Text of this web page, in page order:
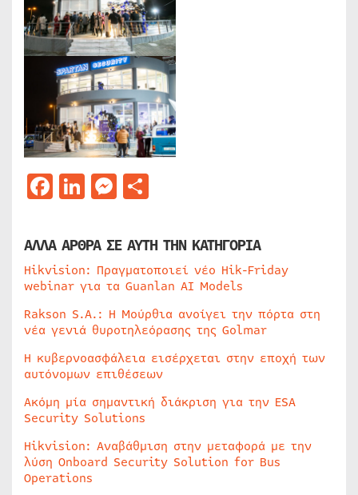
Facebook
LinkedIn
Messenger
ΑΛΛΑ ΑΡΘΡΑ ΣΕ ΑΥΤΗ ΤΗΝ ΚΑΤΗΓΟΡΙΑ
Hikvision: Πραγματοποιεί νέο Hik-Friday
webinar για τα Guanlan AI Models
Rakson S.A.: Η Μούρθια ανοίγει την πόρτα στη
νέα γενιά θυροτηλεόρασης της Golmar
Η κυβερνοασφάλεια εισέρχεται στην εποχή των
αυτόνομων επιθέσεων
Ακόμη μία σημαντική διάκριση για την ESA
Security Solutions
Hikvision: Αναβάθμιση στην μεταφορά με την
λύση Onboard Security Solution for Bus
Operations